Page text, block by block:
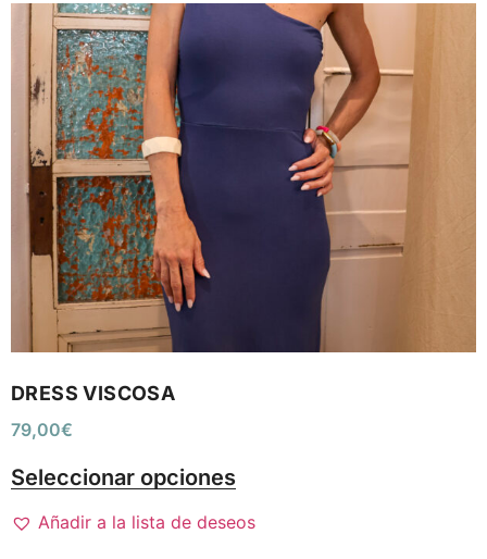
DRESS VISCOSA
79,00€
Seleccionar opciones
Añadir a la lista de deseos